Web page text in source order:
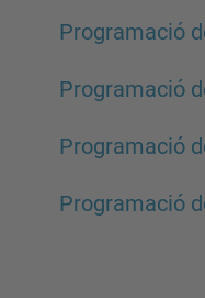
Programació
Programació
Programació
Programació